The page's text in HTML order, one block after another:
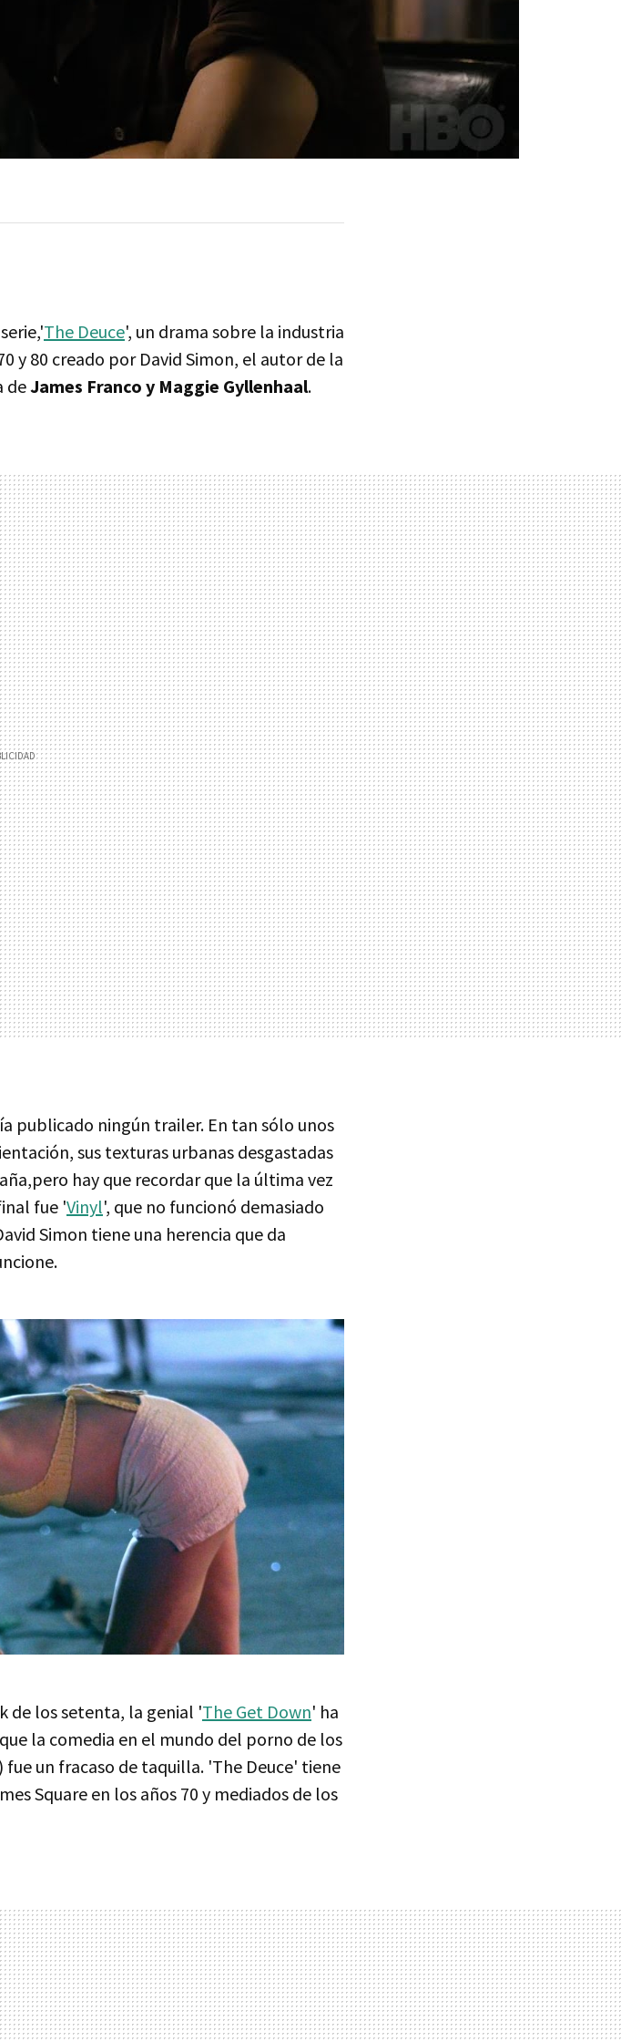
The Deuce', un drama sobre la industria
y 80 creado por David Simon, el autor de la
deJames Franco y Maggie Gyllenhaal.
publicado ningún trailer. En tan sólo unos
sus texturas urbanas desgastadas
hay que recordar que la última vez
fue 'Vinyl', que no funcionó demasiado
Simon tiene una herencia que da
de los setenta, la genial 'The Get Down' ha
la comedia en el mundo del porno de los
fue un fracaso de taquilla. 'The Deuce' tiene
Square en los años 70 y mediados de los